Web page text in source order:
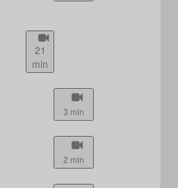
21
min
3 min
2 min